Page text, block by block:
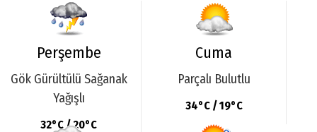
Arşivi
Günün
Haberleri
Galeri
Etkinlikler
Perşembe
Gök Gürültülü Sağanak
Yağışlı
32°C / 20°C
Cuma
Parçalı Bulutlu
34°C / 19°C